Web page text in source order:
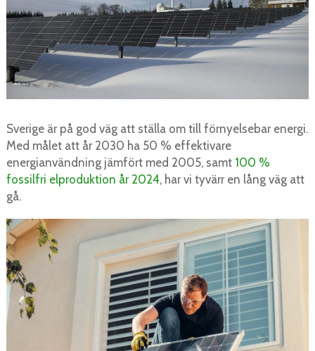
Sverige är på god väg att ställa om till förnyelsebar energi.
Med målet att år 2030 ha 50 % effektivare
energianvändning jämfört med 2005, samt 100 %
fossilfri elproduktion år 2024, har vi tyvärr en lång väg att
gå.